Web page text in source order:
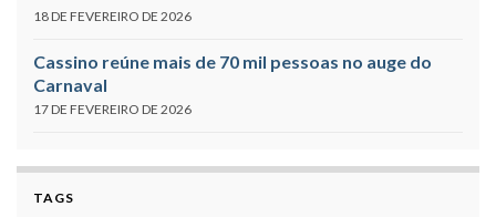
18 DE FEVEREIRO DE 2026
Cassino reúne mais de 70 mil pessoas no auge do
Carnaval
17 DE FEVEREIRO DE 2026
TAGS